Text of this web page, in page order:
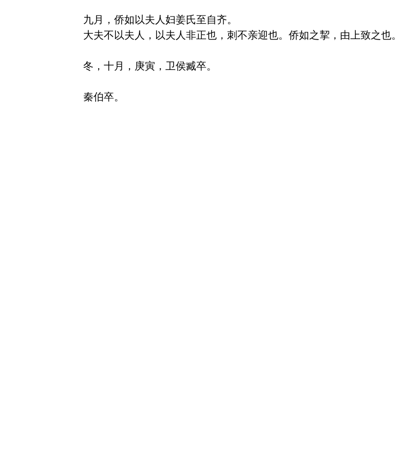
九月，侨如以夫人妇姜氏至自齐。
大夫不以夫人，以夫人非正也，刺不亲迎也。侨如之挈，由上致之也。
冬，十月，庚寅，卫侯臧卒。